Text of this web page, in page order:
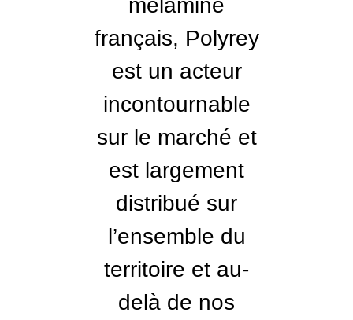
mélaminé
français, Polyrey
est un acteur
incontournable
sur le marché et
est largement
distribué sur
l’ensemble du
territoire et au-
delà de nos